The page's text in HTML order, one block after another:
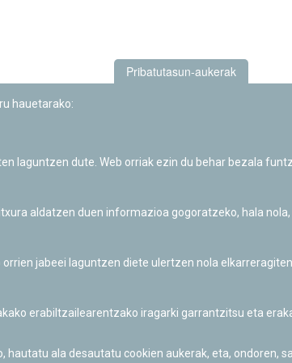
Pribatutasun-aukerak
hauetarako:
laguntzen dute. Web orriak ezin du behar bezala
aldatzen duen informazioa gogoratzeko, hala
jabeei laguntzen diete ulertzen nola
erabiltzailearentzako iragarki garrantzitsu eta
ala desautatu cookien aukerak, eta, ondoren,